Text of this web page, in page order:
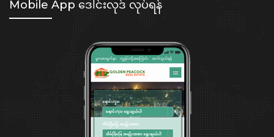
Mobile App ဒေါင်းလုဒ် လုပ်ရန်